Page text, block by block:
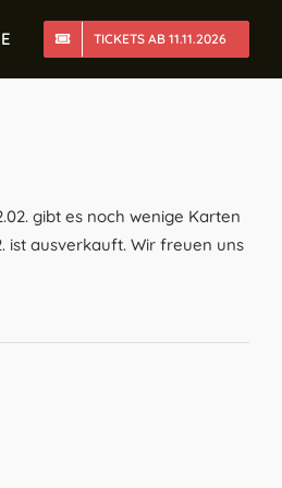
TICKETS AB 11.11.2026
gibt es noch wenige Karten
ist ausverkauft. Wir freuen uns